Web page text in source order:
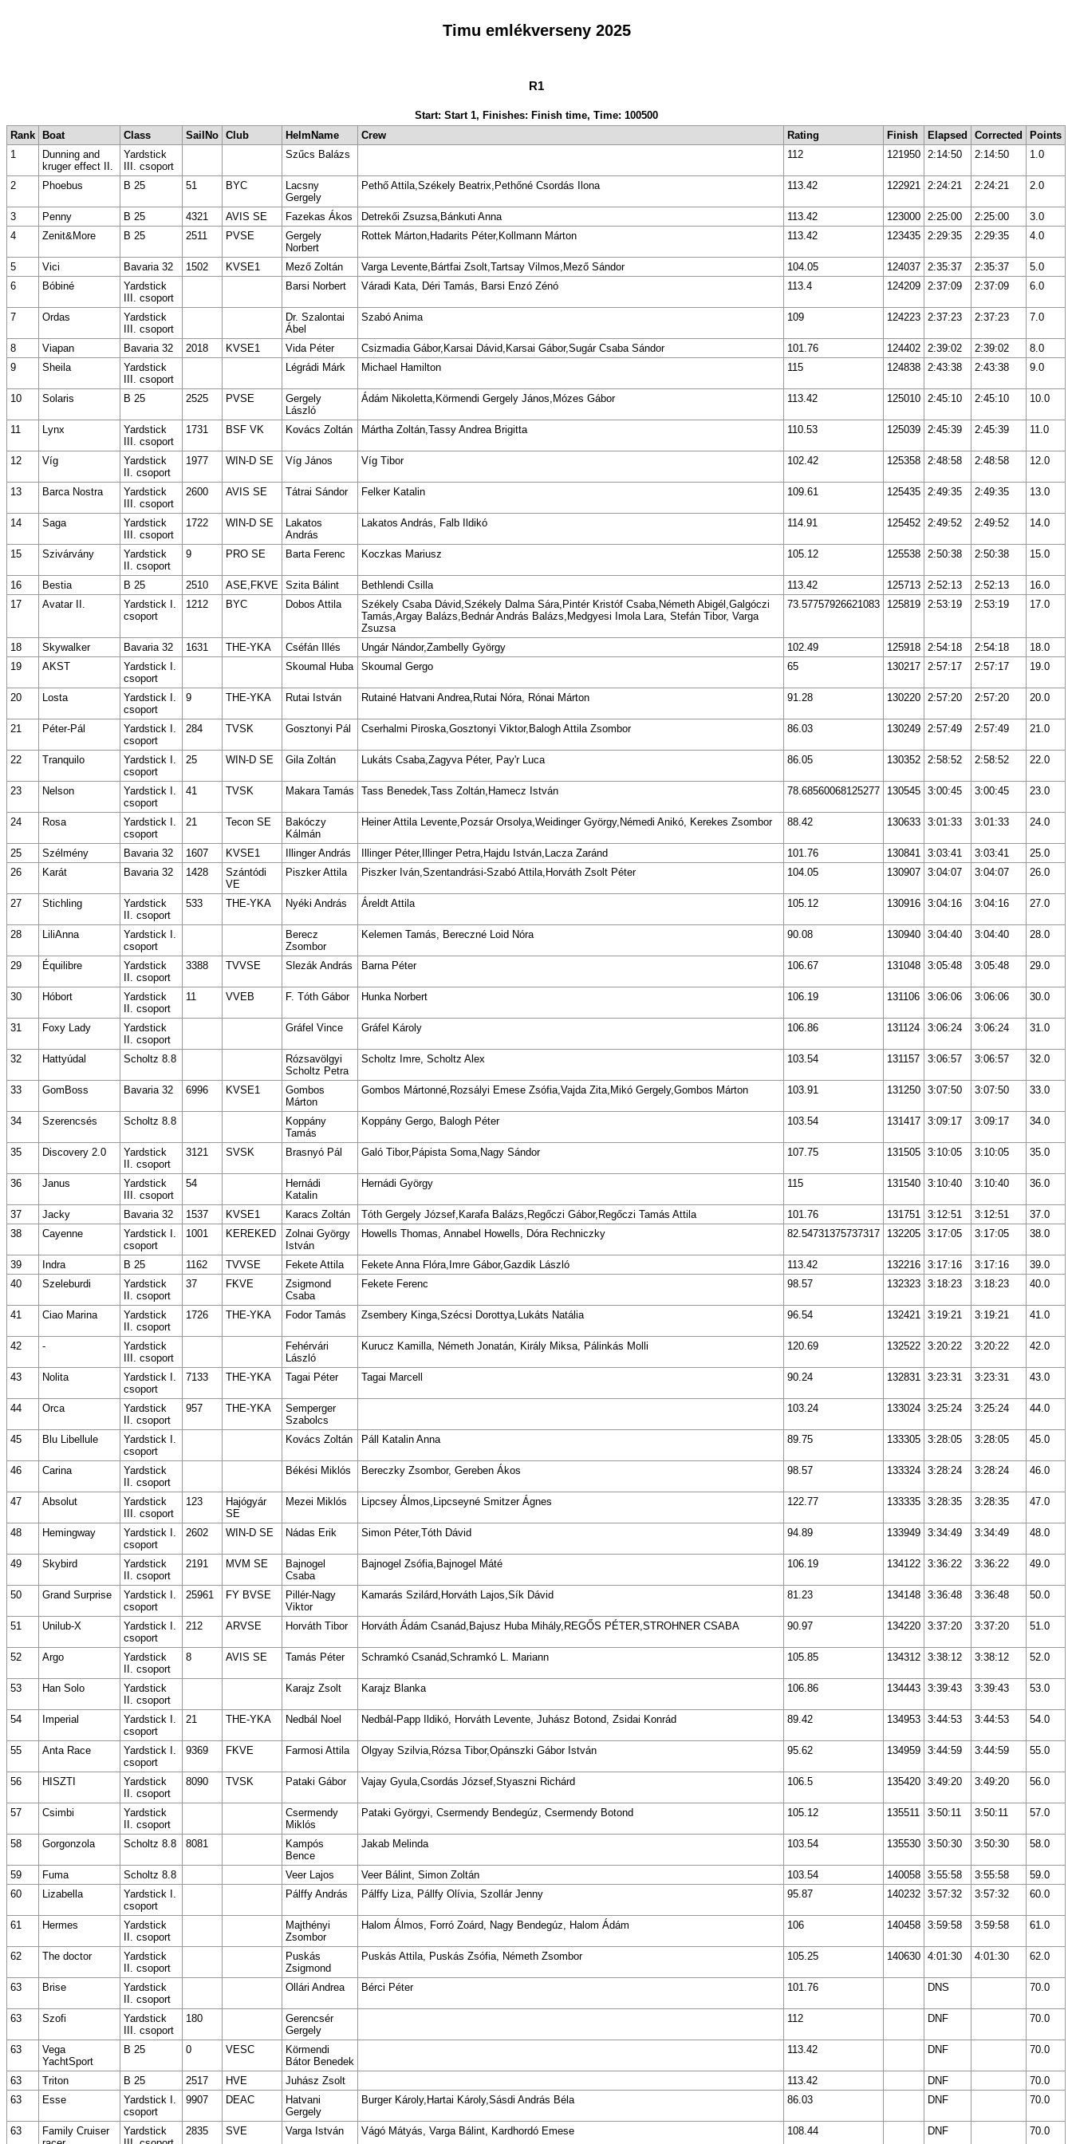
Timu emlékverseny 2025
R1
Start: Start 1, Finishes: Finish time, Time: 100500
Rank
Boat Class SailNo Club HelmName Crew Rating Finish Elapsed Corrected
Points
1
Dunning and
kruger effect II.
Yardstick
III. csoport
Szűcs Balázs 112 121950 2:14:50 2:14:50 1.0
2 Phoebus B 25 51 BYC
Lacsny
Gergely
Pethő Attila,Székely Beatrix,Pethőné Csordás Ilona 113.42 122921 2:24:21 2:24:21 2.0
3 Penny B 25 4321 AVIS SE Fazekas Ákos Detrekői Zsuzsa,Bánkuti Anna 113.42 123000 2:25:00 2:25:00
3.0
4
Zenit&More B 25 2511 PVSE
Gergely
Norbert
Rottek Márton,Hadarits Péter,Kollmann Márton 113.42 123435 2:29:35 2:29:35 4.0
5 Vici Bavaria 32 1502 KVSE1 Mező Zoltán Varga Levente,Bártfai Zsolt,Tartsay Vilmos,Mező Sándor 104.05 124037 2:35:37 2:35:37
5.0
6
Bóbiné
Yardstick
III. csoport
Barsi Norbert Váradi Kata, Déri Tamás, Barsi Enzó Zénó 113.4 124209 2:37:09 2:37:09 6.0
7 Ordas
Yardstick
III. csoport
Dr. Szalontai
Ábel
Szabó Anima 109 124223 2:37:23 2:37:23 7.0
8 Viapan Bavaria 32 2018 KVSE1 Vida Péter Csizmadia Gábor,Karsai Dávid,Karsai Gábor,Sugár Csaba Sándor 101.76 124402 2:39:02 2:39:02
8.0
9
Sheila
Yardstick
III. csoport
Légrádi Márk Michael Hamilton 115 124838 2:43:38 2:43:38 9.0
10 Solaris B 25 2525 PVSE
Gergely
László
Ádám Nikoletta,Körmendi Gergely János,Mózes Gábor 113.42 125010 2:45:10 2:45:10 10.0
11 Lynx
Yardstick
III. csoport
1731 BSF VK Kovács Zoltán Mártha Zoltán,Tassy Andrea Brigitta 110.53 125039 2:45:39 2:45:39 11.0
12 Víg
Yardstick
II. csoport
1977 WIN-D SE Víg János Víg Tibor 102.42 125358 2:48:58 2:48:58 12.0
13 Barca Nostra
Yardstick
III. csoport
2600 AVIS SE Tátrai Sándor Felker Katalin 109.61 125435 2:49:35 2:49:35 13.0
14 Saga
Yardstick
III. csoport
1722 WIN-D SE
Lakatos
András
Lakatos András, Falb Ildikó 114.91 125452 2:49:52 2:49:52 14.0
15 Szivárvány
Yardstick
II. csoport
9 PRO SE Barta Ferenc Koczkas Mariusz 105.12 125538 2:50:38 2:50:38 15.0
16 Bestia B 25 2510 ASE,FKVE Szita Bálint Bethlendi Csilla 113.42 125713 2:52:13 2:52:13
16.0
17
Avatar II.
Yardstick I.
csoport
1212 BYC Dobos Attila
Székely Csaba Dávid,Székely Dalma Sára,Pintér Kristóf Csaba,Németh Abigél,Galgóczi
Tamás,Argay Balázs,Bednár András Balázs,Medgyesi Imola Lara, Stefán Tibor, Varga
Zsuzsa
73.57757926621083 125819 2:53:19 2:53:19 17.0
18 Skywalker Bavaria 32 1631 THE-YKA Cséfán Illés Ungár Nándor,Zambelly György 102.49 125918 2:54:18 2:54:18
18.0
19
AKST
Yardstick I.
csoport
Skoumal Huba Skoumal Gergo 65 130217 2:57:17 2:57:17 19.0
20 Losta
Yardstick I.
csoport
9 THE-YKA Rutai István Rutainé Hatvani Andrea,Rutai Nóra, Rónai Márton 91.28 130220 2:57:20 2:57:20 20.0
21 Péter-Pál
Yardstick I.
csoport
284 TVSK Gosztonyi Pál Cserhalmi Piroska,Gosztonyi Viktor,Balogh Attila Zsombor 86.03 130249 2:57:49 2:57:49 21.0
22 Tranquilo
Yardstick I.
csoport
25 WIN-D SE Gila Zoltán Lukáts Csaba,Zagyva Péter, Pay'r Luca 86.05 130352 2:58:52 2:58:52 22.0
23 Nelson
Yardstick I.
csoport
41 TVSK Makara Tamás Tass Benedek,Tass Zoltán,Hamecz István 78.68560068125277 130545 3:00:45 3:00:45 23.0
24 Rosa
Yardstick I.
csoport
21 Tecon SE
Bakóczy
Kálmán
Heiner Attila Levente,Pozsár Orsolya,Weidinger György,Némedi Anikó, Kerekes Zsombor 88.42 130633 3:01:33 3:01:33 24.0
25 Szélmény Bavaria 32 1607 KVSE1 Illinger András Illinger Péter,Illinger Petra,Hajdu István,Lacza Zaránd 101.76 130841 3:03:41 3:03:41
25.0
26
Karát Bavaria 32 1428
Szántódi
VE
Piszker Attila Piszker Iván,Szentandrási-Szabó Attila,Horváth Zsolt Péter 104.05 130907 3:04:07 3:04:07 26.0
27 Stichling
Yardstick
II. csoport
533 THE-YKA Nyéki András Áreldt Attila 105.12 130916 3:04:16 3:04:16 27.0
28 LiliAnna
Yardstick I.
csoport
Berecz
Zsombor
Kelemen Tamás, Bereczné Loid Nóra 90.08 130940 3:04:40 3:04:40 28.0
29 Équilibre
Yardstick
II. csoport
3388 TVVSE Slezák András Barna Péter 106.67 131048 3:05:48 3:05:48 29.0
30 Hóbort
Yardstick
II. csoport
11 VVEB F. Tóth Gábor Hunka Norbert 106.19 131106 3:06:06 3:06:06 30.0
31 Foxy Lady
Yardstick
II. csoport
Gráfel Vince Gráfel Károly 106.86 131124 3:06:24 3:06:24 31.0
32 Hattyúdal Scholtz 8.8
Rózsavölgyi
Scholtz Petra
Scholtz Imre, Scholtz Alex 103.54 131157 3:06:57 3:06:57 32.0
33 GomBoss Bavaria 32 6996 KVSE1
Gombos
Márton
Gombos Mártonné,Rozsályi Emese Zsófia,Vajda Zita,Mikó Gergely,Gombos Márton 103.91 131250 3:07:50 3:07:50 33.0
34 Szerencsés Scholtz 8.8
Koppány
Tamás
Koppány Gergo, Balogh Péter 103.54 131417 3:09:17 3:09:17 34.0
35 Discovery 2.0
Yardstick
II. csoport
3121 SVSK Brasnyó Pál Galó Tibor,Pápista Soma,Nagy Sándor 107.75 131505 3:10:05 3:10:05 35.0
36 Janus
Yardstick
III. csoport
54
Hernádi
Katalin
Hernádi György 115 131540 3:10:40 3:10:40 36.0
37 Jacky Bavaria 32 1537 KVSE1 Karacs Zoltán Tóth Gergely József,Karafa Balázs,Regőczi Gábor,Regőczi Tamás Attila 101.76 131751 3:12:51 3:12:51
37.0
38
Cayenne
Yardstick I.
csoport
1001 KEREKED
Zolnai György
István
Howells Thomas, Annabel Howells, Dóra Rechniczky 82.54731375737317 132205 3:17:05 3:17:05 38.0
39 Indra B 25 1162 TVVSE Fekete Attila Fekete Anna Flóra,Imre Gábor,Gazdik László 113.42 132216 3:17:16 3:17:16
39.0
40
Szeleburdi
Yardstick
II. csoport
37 FKVE
Zsigmond
Csaba
Fekete Ferenc 98.57 132323 3:18:23 3:18:23 40.0
41 Ciao Marina
Yardstick
II. csoport
1726 THE-YKA Fodor Tamás Zsembery Kinga,Szécsi Dorottya,Lukáts Natália 96.54 132421 3:19:21 3:19:21 41.0
42 -
Yardstick
III. csoport
Fehérvári
László
Kurucz Kamilla, Németh Jonatán, Király Miksa, Pálinkás Molli 120.69 132522 3:20:22 3:20:22 42.0
43 Nolita
Yardstick I.
csoport
7133 THE-YKA Tagai Péter Tagai Marcell 90.24 132831 3:23:31 3:23:31 43.0
44 Orca
Yardstick
II. csoport
957 THE-YKA
Semperger
Szabolcs
103.24 133024 3:25:24 3:25:24 44.0
45 Blu Libellule
Yardstick I.
csoport
Kovács Zoltán Páll Katalin Anna 89.75 133305 3:28:05 3:28:05 45.0
46 Carina
Yardstick
II. csoport
Békési Miklós Bereczky Zsombor, Gereben Ákos 98.57 133324 3:28:24 3:28:24 46.0
47 Absolut
Yardstick
III. csoport
123
Hajógyár
SE
Mezei Miklós Lipcsey Álmos,Lipcseyné Smitzer Ágnes 122.77 133335 3:28:35 3:28:35 47.0
48 Hemingway
Yardstick I.
csoport
2602 WIN-D SE Nádas Erik Simon Péter,Tóth Dávid 94.89 133949 3:34:49 3:34:49 48.0
49 Skybird
Yardstick
II. csoport
2191 MVM SE
Bajnogel
Csaba
Bajnogel Zsófia,Bajnogel Máté 106.19 134122 3:36:22 3:36:22 49.0
50 Grand Surprise
Yardstick I.
csoport
25961 FY BVSE
Pillér-Nagy
Viktor
Kamarás Szilárd,Horváth Lajos,Sík Dávid 81.23 134148 3:36:48 3:36:48 50.0
51 Unilub-X
Yardstick I.
csoport
212 ARVSE Horváth Tibor Horváth Ádám Csanád,Bajusz Huba Mihály,REGŐS PÉTER,STROHNER CSABA 90.97 134220 3:37:20 3:37:20 51.0
52 Argo
Yardstick
II. csoport
8 AVIS SE Tamás Péter Schramkó Csanád,Schramkó L. Mariann 105.85 134312 3:38:12 3:38:12 52.0
53 Han Solo
Yardstick
II. csoport
Karajz Zsolt Karajz Blanka 106.86 134443 3:39:43 3:39:43 53.0
54 Imperial
Yardstick I.
csoport
21 THE-YKA Nedbál Noel Nedbál-Papp Ildikó, Horváth Levente, Juhász Botond, Zsidai Konrád 89.42 134953 3:44:53 3:44:53 54.0
55 Anta Race
Yardstick I.
csoport
9369 FKVE Farmosi Attila Olgyay Szilvia,Rózsa Tibor,Opánszki Gábor István 95.62 134959 3:44:59 3:44:59 55.0
56 HISZTI
Yardstick
II. csoport
8090 TVSK Pataki Gábor Vajay Gyula,Csordás József,Styaszni Richárd 106.5 135420 3:49:20 3:49:20 56.0
57 Csimbi
Yardstick
II. csoport
Csermendy
Miklós
Pataki Györgyi, Csermendy Bendegúz, Csermendy Botond 105.12 135511 3:50:11 3:50:11 57.0
58 Gorgonzola Scholtz 8.8 8081
Kampós
Bence
Jakab Melinda 103.54 135530 3:50:30 3:50:30 58.0
59 Fuma Scholtz 8.8 Veer Lajos Veer Bálint, Simon Zoltán 103.54 140058 3:55:58 3:55:58
59.0
60
Lizabella
Yardstick I.
csoport
Pálffy András Pálffy Liza, Pállfy Olívia, Szollár Jenny 95.87 140232 3:57:32 3:57:32 60.0
61 Hermes
Yardstick
II. csoport
Majthényi
Zsombor
Halom Álmos, Forró Zoárd, Nagy Bendegúz, Halom Ádám 106 140458 3:59:58 3:59:58 61.0
62 The doctor
Yardstick
II. csoport
Puskás
Zsigmond
Puskás Attila, Puskás Zsófia, Németh Zsombor 105.25 140630 4:01:30 4:01:30 62.0
63 Brise
Yardstick
II. csoport
Ollári Andrea Bérci Péter 101.76 DNS 70.0
63 Szofi
Yardstick
III. csoport
180
Gerencsér
Gergely
112 DNF 70.0
63
Vega
YachtSport
B 25 0 VESC
Körmendi
Bátor Benedek
113.42 DNF 70.0
63 Triton B 25 2517 HVE Juhász Zsolt 113.42 DNF
70.0
63
Esse
Yardstick I.
csoport
9907 DEAC
Hatvani
Gergely
Burger Károly,Hartai Károly,Sásdi András Béla 86.03 DNF 70.0
63
Family Cruiser
Yardstick
2835 SVE Varga István Vágó Mátyás, Varga Bálint, Kardhordó Emese 108.44 DNF 70.0